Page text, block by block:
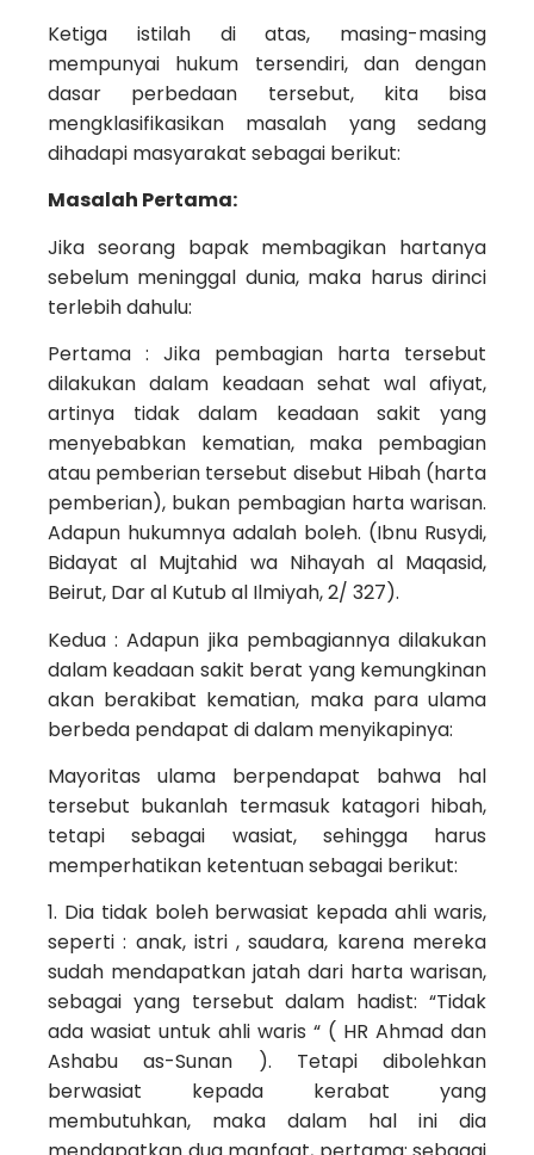
Ketiga istilah di atas, masing-masing
mempunyai hukum tersendiri, dan dengan
dasar perbedaan tersebut, kita bisa
mengklasifikasikan masalah yang sedang
dihadapi masyarakat sebagai berikut:
Masalah Pertama:
Jika seorang bapak membagikan hartanya
sebelum meninggal dunia, maka harus dirinci
terlebih dahulu:
Pertama : Jika pembagian harta tersebut
dilakukan dalam keadaan sehat wal afiyat,
artinya tidak dalam keadaan sakit yang
menyebabkan kematian, maka pembagian
atau pemberian tersebut disebut Hibah (harta
pemberian), bukan pembagian harta warisan.
Adapun hukumnya adalah boleh. (Ibnu Rusydi,
Bidayat al Mujtahid wa Nihayah al Maqasid,
Beirut, Dar al Kutub al Ilmiyah, 2/ 327).
Kedua : Adapun jika pembagiannya dilakukan
dalam keadaan sakit berat yang kemungkinan
akan berakibat kematian, maka para ulama
berbeda pendapat di dalam menyikapinya:
Mayoritas ulama berpendapat bahwa hal
tersebut bukanlah termasuk katagori hibah,
tetapi sebagai wasiat, sehingga harus
memperhatikan ketentuan sebagai berikut:
1. Dia tidak boleh berwasiat kepada ahli waris,
seperti : anak, istri , saudara, karena mereka
sudah mendapatkan jatah dari harta warisan,
sebagai yang tersebut dalam hadist: “Tidak
ada wasiat untuk ahli waris “ ( HR Ahmad dan
Ashabu as-Sunan ). Tetapi dibolehkan
berwasiat kepada kerabat yang
membutuhkan, maka dalam hal ini dia